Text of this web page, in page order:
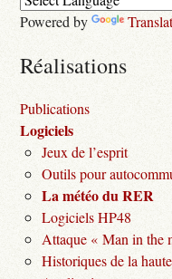
Powered by
Réalisations
Publications
Logiciels
Jeux de l’esprit
Outils pour
La météo du RER
Logiciels HP48
Attaque « Man in the
Historiques de la